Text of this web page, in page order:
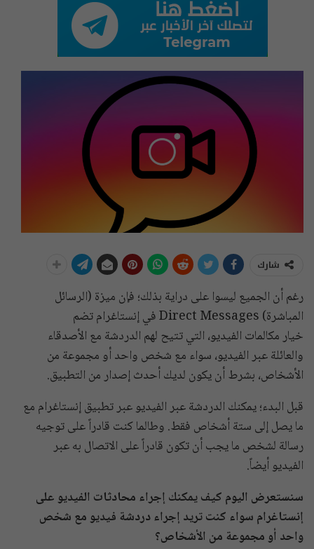
شارك
رغم أن الجميع ليسوا على دراية بذلك؛ فإن ميزة (الرسائل
المباشرة) Direct Messages في إنستاغرام تضم
خيار مكالمات الفيديو، التي تتيح لهم الدردشة مع الأصدقاء
والعائلة عبر الفيديو، سواء مع شخص واحد أو مجموعة من
الأشخاص، بشرط أن يكون لديك أحدث إصدار من التطبيق.
قبل البدء؛ يمكنك الدردشة عبر الفيديو عبر تطبيق إنستاغرام مع
ما يصل إلى ستة أشخاص فقط. وطالما كنت قادراً على توجيه
رسالة لشخص ما يجب أن تكون قادراً على الاتصال به عبر
الفيديو أيضاً.
سنستعرض اليوم كيف يمكنك إجراء محادثات الفيديو على
إنستاغرام سواء كنت تريد إجراء دردشة فيديو مع شخص
واحد أو مجموعة من الأشخاص؟